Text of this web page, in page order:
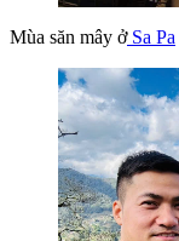
Mùa săn mây ởSa Pa